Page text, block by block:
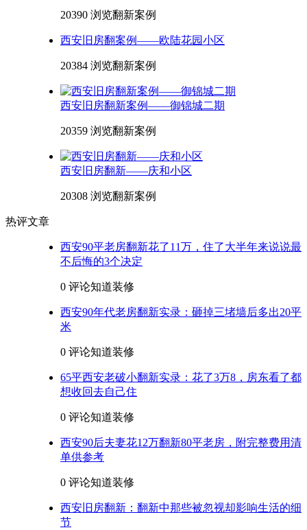
20390 浏览翻新案例
西安旧房翻案例——欧陆花园小区
20384 浏览翻新案例
西安旧房翻新案例——御锦城二期
20359 浏览翻新案例
西安旧房翻新——庆和小区
20308 浏览翻新案例
热评文章
西安90平老房翻新花了11万，住了大半年来说说最
不后悔的3个决定
0 评论知道装修
西安90年代老房翻新实录：砸掉三堵墙后多出20平
米
0 评论知道装修
65平西安老破小翻新实录：花了3万8，房东看了都
想收回去自己住
0 评论知道装修
西安90后夫妻花12万翻新80平老房，附完整费用清
单供参考
0 评论知道装修
西安旧房翻新：翻新中那些被忽视却影响生活的细
节